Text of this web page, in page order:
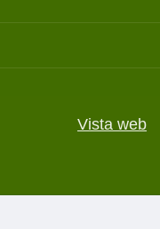
Vista web